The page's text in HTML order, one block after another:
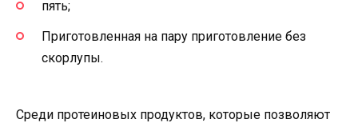
пять;
Приготовленная на пару приготовление без
скорлупы.
Среди протеиновых продуктов, которые позволяют